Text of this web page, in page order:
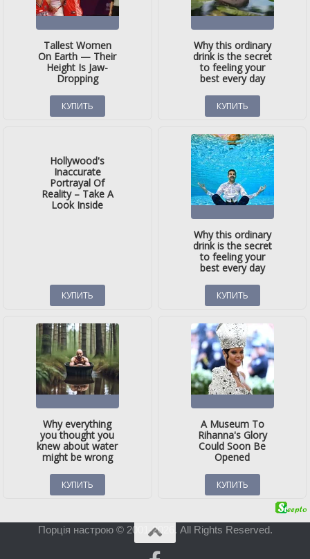
Порція настрою © 2001-2026. All Rights Reserved.